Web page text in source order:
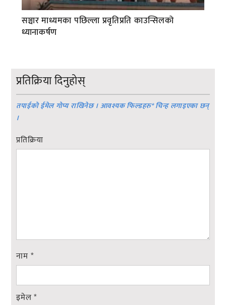
सञ्चार माध्यमका पछिल्ला प्रवृतिप्रति काउन्सिलको
ध्यानाकर्षण
प्रतिक्रिया दिनुहोस्
तपाईको ईमेल गोप्य राखिनेछ । आवश्यक फिल्डहरु*चिन्ह लगाइएका छन्
।
प्रतिक्रिया
नाम *
इमेल*